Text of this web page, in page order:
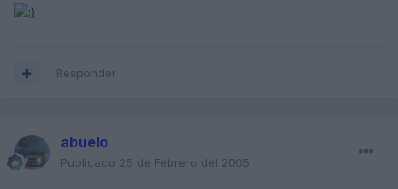
Responder
abuelo
Publicado 25 de Febrero del 2005